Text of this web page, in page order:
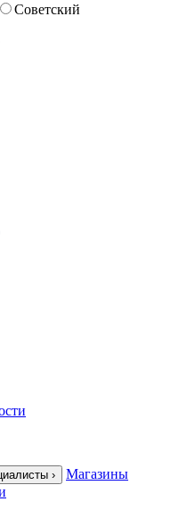
​Советский
›
Магазины